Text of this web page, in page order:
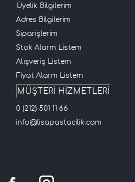
Üyelik Bilgilerim
Adres Bilgilerim
Siparişlerim
Stok Alarm Listem
Alışveriş Listem
Fiyat Alarm Listem
MÜŞTERİ HİZMETLERİ
0 (212) 501 11 66
info@lisapastacilik.com